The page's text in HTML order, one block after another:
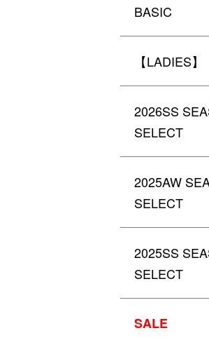
BASIC
【LADIES】
2026SS
SELECT
2025AW
SELECT
2025SS
SELECT
SALE